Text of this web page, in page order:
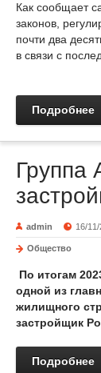
Как сообщает
законов,
почти два
в связи с
Подробнее
Группа
admin 16/11/
Общество
По итогам
одной из
жилищного
застройщик
Подробнее